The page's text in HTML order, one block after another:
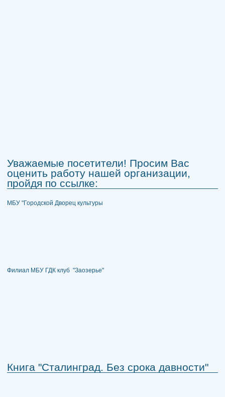
Уважаемые посетители! Просим Вас
оценить работу нашей организации,
пройдя по ссылке:
МБУ "Городской Дворец культуры
Филиал МБУ ГДК клуб "Заозерье"
Книга "Сталинград. Без срока давности"